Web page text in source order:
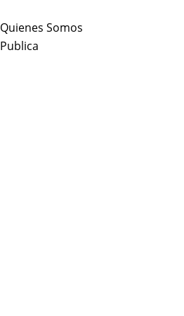
to
content
Quienes Somos
Publica